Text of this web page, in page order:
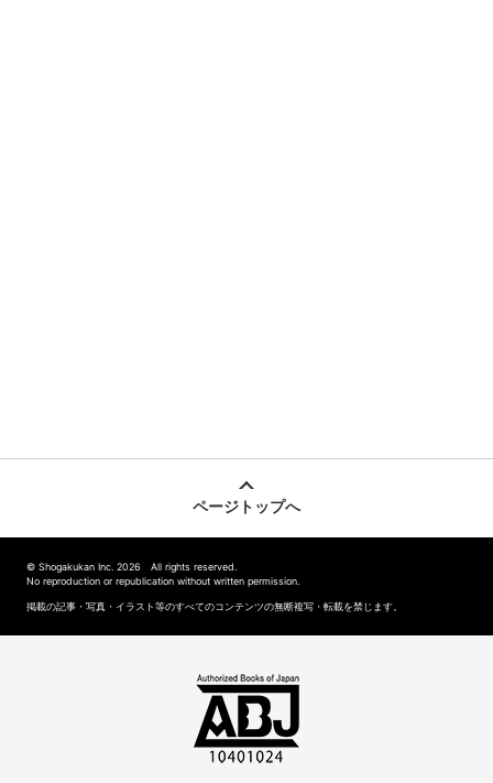
ページトップへ
© Shogakukan Inc. 2026 All rights reserved.
No reproduction or republication without written permission.
掲載の記事・写真・イラスト等のすべてのコンテンツの無断複写・転載を禁じます。